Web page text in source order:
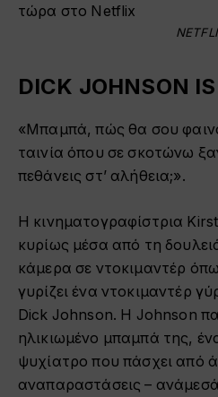
DICK JOHNSON
«Μπαμπά, πώς θα σου
ταινία όπου σε σκοτώνω
πεθάνεις στ’ αλήθεια;».
Η κινηματογραφίστρια
κυρίως μέσα από τη
κάμερα σε ντοκιμαντέρ
γυρίζει ένα ντοκιμαντέρ
Dick Johnson. Η Johnson
ηλικιωμένο μπαμπά της,
ψυχίατρο που πάσχει από
αναπαραστάσεις –